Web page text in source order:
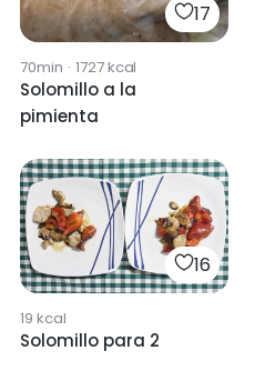
17
70min · 1727kcal
Solomillo a la
pimienta
16
19 kcal
Solomillo para 2